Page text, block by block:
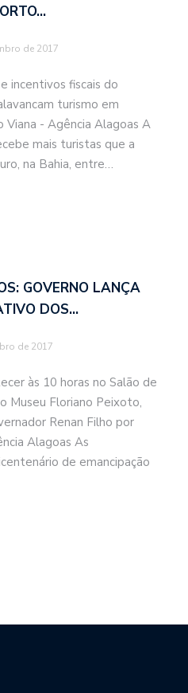
de 2017
incentivos fiscais do
turismo em
- Agência Alagoas A
mais turistas que a
na Bahia, entre…
GOVERNO LANÇA
DOS…
de 2017
às 10 horas no Salão de
Museu Floriano Peixoto,
Renan Filho por
Alagoas As
de emancipação